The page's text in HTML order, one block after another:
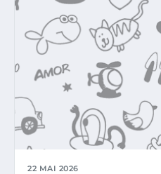
22 MAI 2026